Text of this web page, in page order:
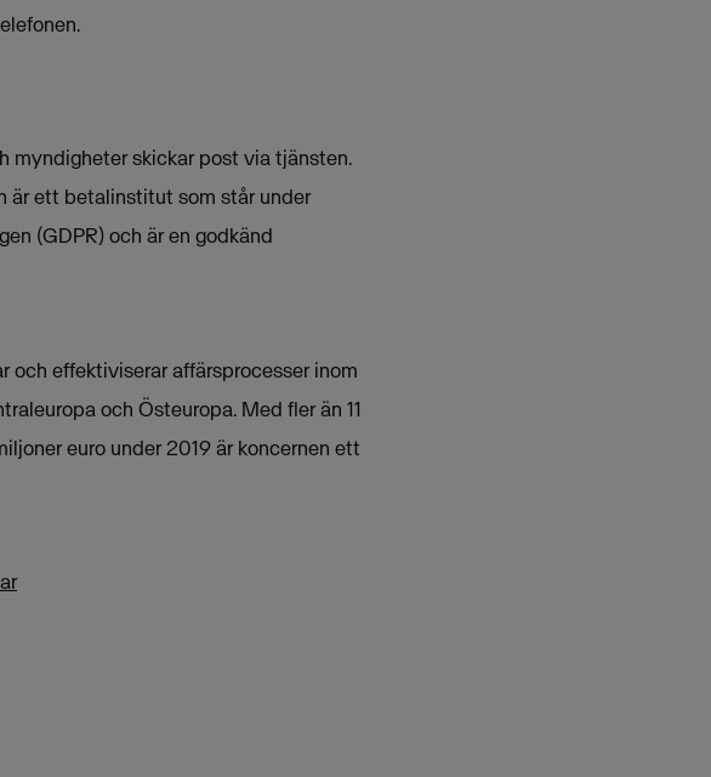
myndigheter skickar post via tjänsten.
är ett betalinstitut som står under
(GDPR) och är en godkänd
och effektiviserar affärsprocesser inom
och Östeuropa. Med fler än 11
euro under 2019 är koncernen ett